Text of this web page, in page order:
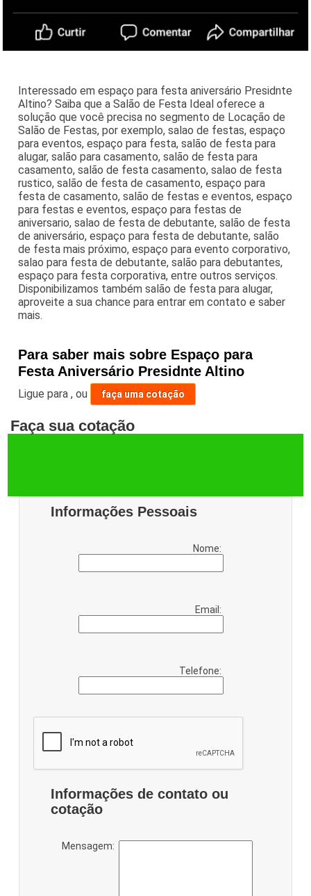
Interessado em espaço para festa aniversário Presidnte
Altino? Saiba que a Salão de Festa Ideal oferece a
solução que você precisa no segmento de Locação de
Salão de Festas, por exemplo, salao de festas, espaço
para eventos, espaço para festa, salão de festa para
alugar, salão para casamento, salão de festa para
casamento, salão de festa casamento, salao de festa
rustico, salão de festa de casamento, espaço para
festa de casamento, salão de festas e eventos, espaço
para festas e eventos, espaço para festas de
aniversario, salao de festa de debutante, salão de festa
de aniversário, espaço para festa de debutante, salão
de festa mais próximo, espaço para evento corporativo,
salao para festa de debutante, salão para debutantes,
espaço para festa corporativa, entre outros serviços.
Disponibilizamos também salão de festa para alugar,
aproveite a sua chance para entrar em contato e saber
mais.
Para saber mais sobre Espaço para
Festa Aniversário Presidnte Altino
Ligue para,ou faça uma cotação
Faça sua cotação
Informações Pessoais
Nome:
Email:
Telefone:
Informações de contato ou
cotação
Mensagem: